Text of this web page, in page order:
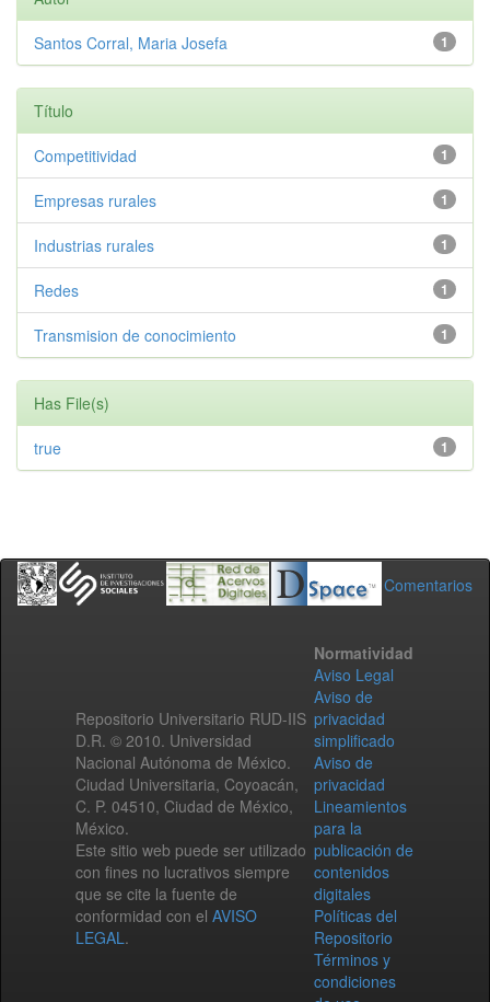
1
Santos Corral, Maria Josefa
Título
1
Competitividad
1
Empresas rurales
1
Industrias rurales
1
Redes
1
Transmision de conocimiento
Has File(s)
1
true
Comentarios
Repositorio Universitario RUD-IIS
D.R. © 2010. Universidad
Nacional Autónoma de México.
Ciudad Universitaria, Coyoacán,
C. P. 04510, Ciudad de México,
México.
Este sitio web puede ser utilizado
con fines no lucrativos siempre
que se cite la fuente de
conformidad con el AVISO
LEGAL.
Normatividad
Aviso Legal
Aviso de
privacidad
simplificado
Aviso de
privacidad
Lineamientos
para la
publicación de
contenidos
digitales
Políticas del
Repositorio
Términos y
condiciones